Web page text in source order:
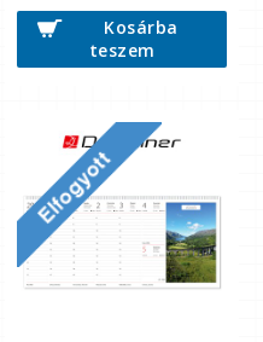
Kosárba
teszem